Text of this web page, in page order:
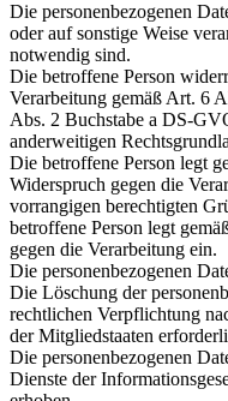
Die personenbezogenen
oder auf sonstige Weise
notwendig sind.
Die betroffene Person
Verarbeitung gemäß Art. 6
Abs. 2 Buchstabe a DS-
anderweitigen
Die betroffene Person legt
Widerspruch gegen die
vorrangigen berechtigten
betroffene Person legt
gegen die Verarbeitung ein.
Die personenbezogenen
Die Löschung der
rechtlichen Verpflichtung
der Mitgliedstaaten
Die personenbezogenen
Dienste der